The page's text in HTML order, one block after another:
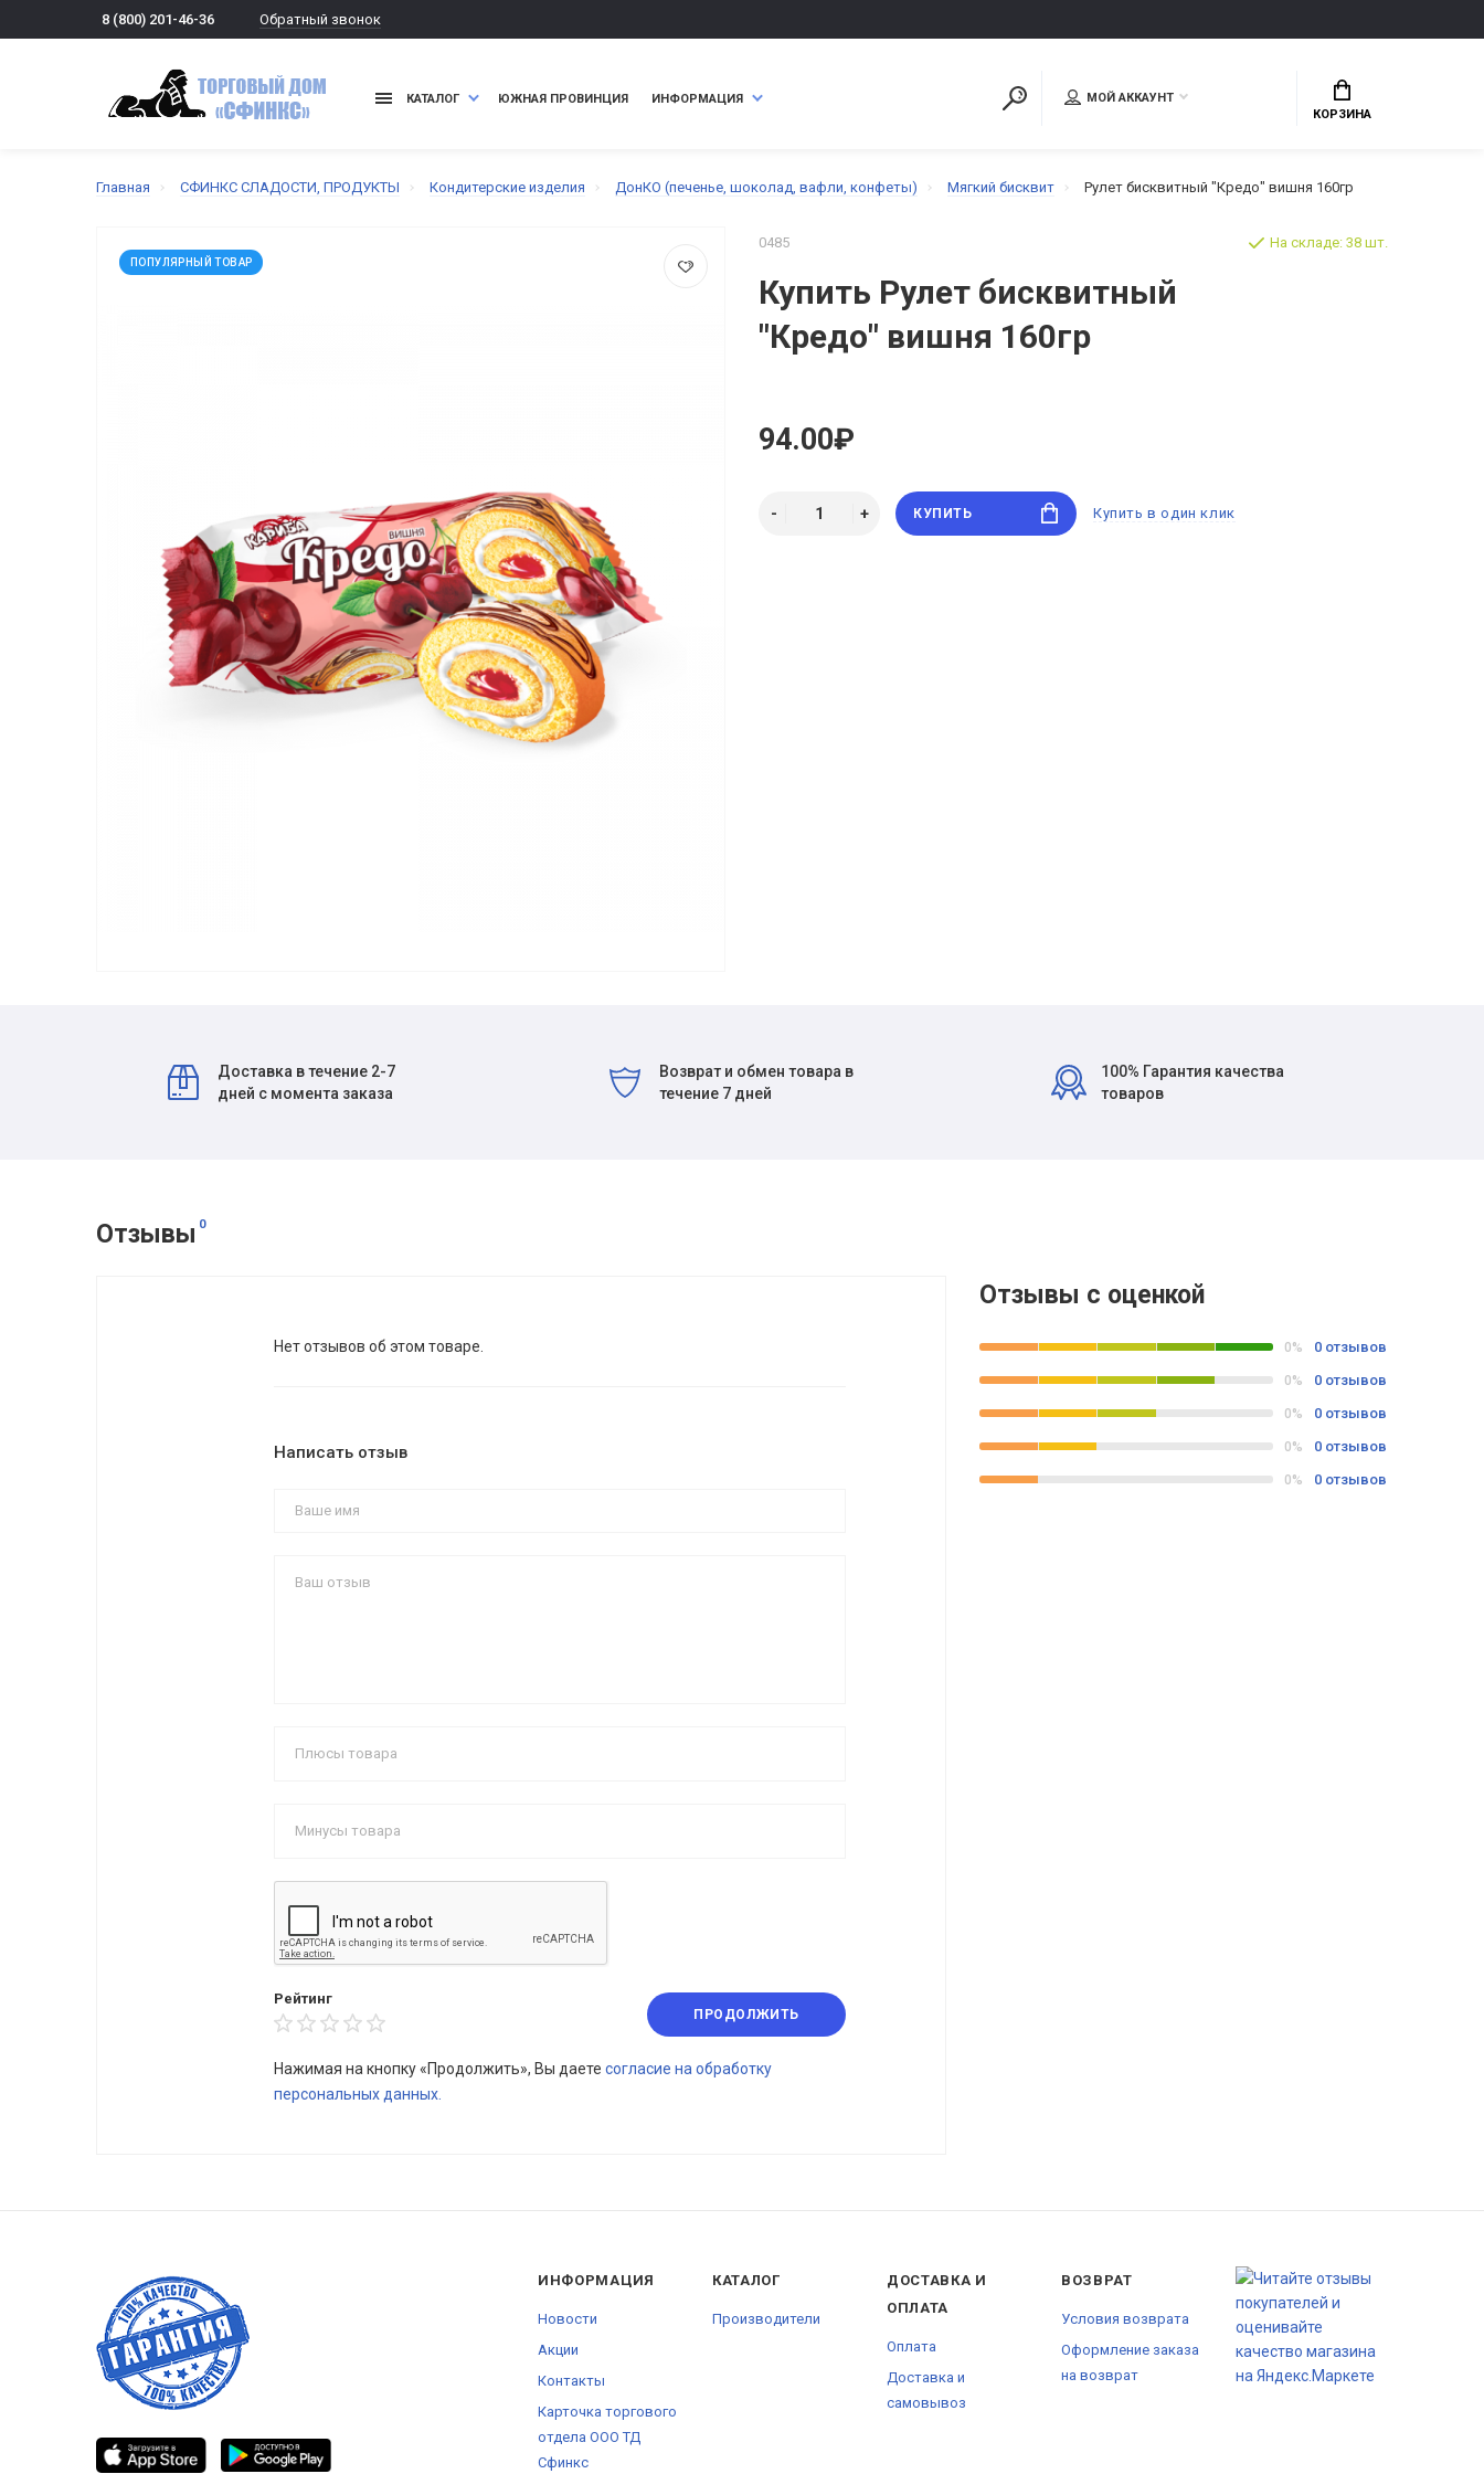
8 (800) 201-46-36 Обратный звонок
КАТАЛОГ ЮЖНАЯ ПРОВИНЦИЯ ИНФОРМАЦИЯ
МОЙ АККАУНТ
КОРЗИНА
Главная СФИНКС СЛАДОСТИ, ПРОДУКТЫ Кондитерские изделия ДонКО (печенье, шоколад, вафли, конфеты) Мягкий бисквит Рулет бисквитный "Кредо" вишня 160гр
ПОПУЛЯРНЫЙ ТОВАР
0485
Купить Рулет бисквитный
"Кредо" вишня 160гр
На складе: 38 шт.
94.00₽
КУПИТЬ Купить в один клик
Доставка в течение 2-7
дней с момента заказа
Возврат и обмен товара в
течение 7 дней
100% Гарантия качества
товаров
Отзывы 0
Нет отзывов об этом товаре.
Написать отзыв
Рейтинг
ПРОДОЛЖИТЬ
Нажимая на кнопку «Продолжить», Вы даете согласие на обработку
персональных данных.
Отзывы с оценкой
0% 0 отзывов
0% 0 отзывов
0% 0 отзывов
0% 0 отзывов
0% 0 отзывов
ИНФОРМАЦИЯ
Новости
Акции
Контакты
Карточка торгового
отдела ООО ТД
Сфинкс
КАТАЛОГ
Производители
ДОСТАВКА И
ОПЛАТА
Оплата
Доставка и
самовывоз
ВОЗВРАТ
Условия возврата
Оформление заказа
на возврат